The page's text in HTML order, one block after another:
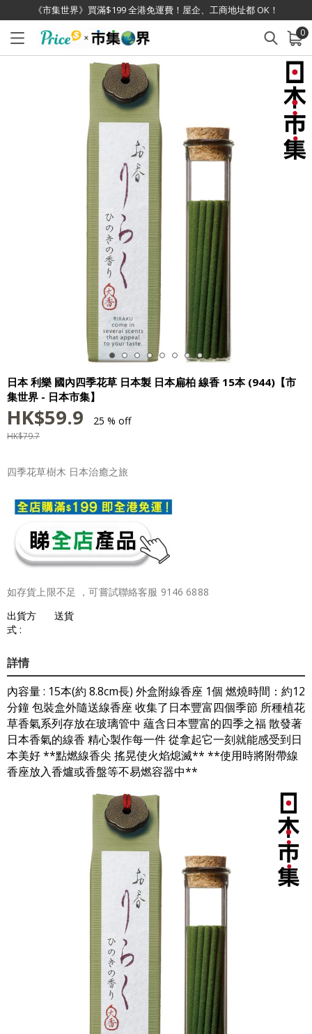
《市集世界》買滿$199 全港免運費！屋企、工商地址都 OK！
0
已加入購物車 查看
日本 利樂 國內四季花草 日本製 日本扁柏 線香 15本 (944)【市
集世界 - 日本市集】
HK$59.9 25 % off
HK$79.7
四季花草樹木 日本治癒之旅
如存貨上限不足 ，可嘗試聯絡客服 9146 6888
出貨方
式 :
送貨
詳情
內容量 : 15本(約 8.8cm長) 外盒附線香座 1個 燃燒時間：約12
分鐘 包裝盒外隨送線香座 收集了日本豐富四個季節 所種植花
草香氣系列存放在玻璃管中 蘊含日本豐富的四季之福 散發著
日本香氣的線香 精心製作每一件 從拿起它一刻就能感受到日
本美好 **點燃線香尖 搖晃使火焰熄滅** **使用時將附帶線
香座放入香爐或香盤等不易燃容器中**